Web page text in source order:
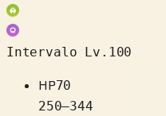
Intervalo Lv.100
HP70
250–344